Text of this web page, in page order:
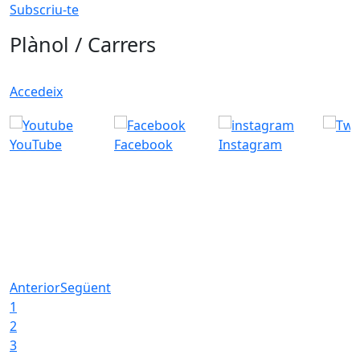
Subscriu-te
Plànol / Carrers
Accedeix
YouTube Facebook Instagram
AnteriorSegüent
1
2
3